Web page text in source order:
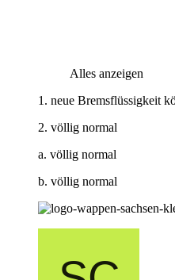
Alles anzeigen
1. neue Bremsflüssigkeit
2. völlig normal
a. völlig normal
b. völlig normal